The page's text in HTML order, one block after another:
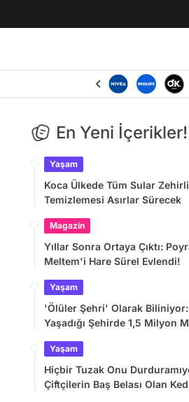
En Yeni İçerikler!
Yaşam
Koca Ülkede Tüm Sular Zehirli
Temizlemesi Asırlar Sürecek
Magazin
Yıllar Sonra Ortaya Çıktı:
Meltem'i Hare Sürel Evlendi!
Yaşam
'Ölüler Şehri' Olarak
Yaşadığı Şehirde 1,5 Milyon
Yaşam
Hiçbir Tuzak Onu
Çiftçilerin Baş Belası Olan